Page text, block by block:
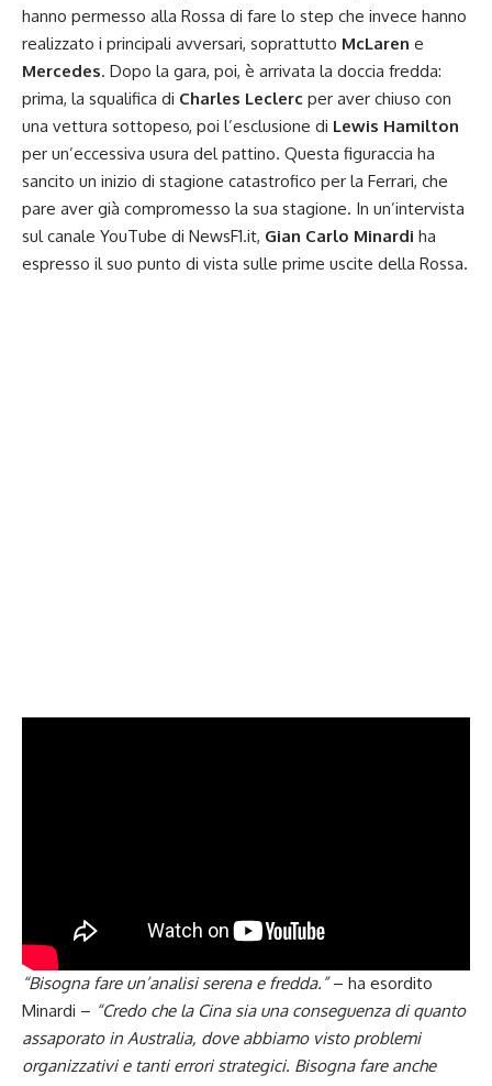
hanno permesso alla Rossa di fare lo step che invece hanno
realizzato i principali avversari, soprattutto McLaren e
Mercedes. Dopo la gara, poi, è arrivata la doccia fredda:
prima, la squalifica di Charles Leclerc per aver chiuso con
una vettura sottopeso, poi l’esclusione di Lewis Hamilton
per un’eccessiva usura del pattino. Questa figuraccia ha
sancito un inizio di stagione catastrofico per la Ferrari, che
pare aver già compromesso la sua stagione. In un’intervista
sul canale YouTube di NewsF1.it, Gian Carlo Minardi ha
espresso il suo punto di vista sulle prime uscite della Rossa.
“Bisogna fare un’analisi serena e fredda.”– ha esordito
Minardi – “Credo che la Cina sia una conseguenza di quanto
assaporato in Australia, dove abbiamo visto problemi
organizzativi e tanti errori strategici. Bisogna fare anche